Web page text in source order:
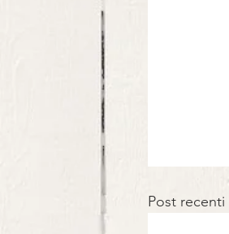
Post recenti